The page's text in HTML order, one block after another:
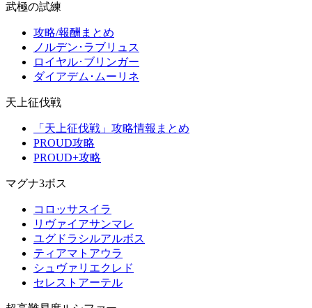
武極の試練
攻略/報酬まとめ
ノルデン･ラブリュス
ロイヤル･ブリンガー
ダイアデム･ムーリネ
天上征伐戦
「天上征伐戦」攻略情報まとめ
PROUD攻略
PROUD+攻略
マグナ3ボス
コロッサスイラ
リヴァイアサンマレ
ユグドラシルアルボス
ティアマトアウラ
シュヴァリエクレド
セレストアーテル